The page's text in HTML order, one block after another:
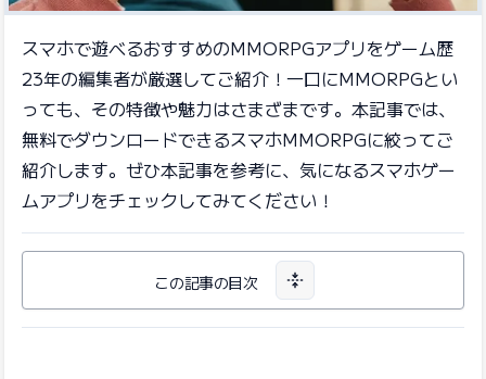
スマホで遊べるおすすめのMMORPGアプリをゲーム歴
23年の編集者が厳選してご紹介！一口にMMORPGとい
っても、その特徴や魅力はさまざまです。本記事では、
無料でダウンロードできるスマホMMORPGに絞ってご
紹介します。ぜひ本記事を参考に、気になるスマホゲー
ムアプリをチェックしてみてください！
この記事の目次 目次を開く